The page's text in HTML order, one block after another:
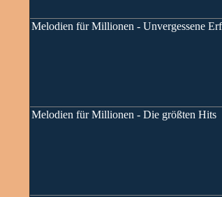
Melodien für Millionen - Unvergessene
Melodien für Millionen - Die größten Hits